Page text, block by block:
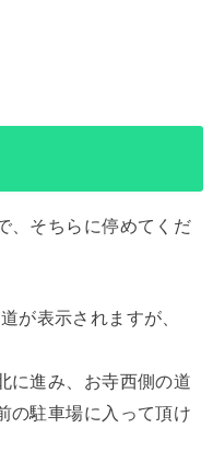
、そちらに停めてくだ
が表示されますが、
に進み、お寺西側の道
の駐車場に入って頂け